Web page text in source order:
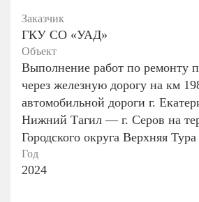
Заказчик
ГКУ СО «УАД»
Объект
Выполнение работ по ремонту
через железную дорогу на км
автомобильной дороги г.
Нижний Тагил — г. Серов на
Городского округа Верхняя Тура
Год
2024